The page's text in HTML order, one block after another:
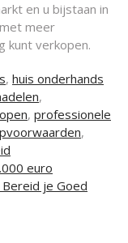
en u bijstaan in
meer
kunt verkopen.
, huis onderhands
,
, professionele
,
euro
je Goed